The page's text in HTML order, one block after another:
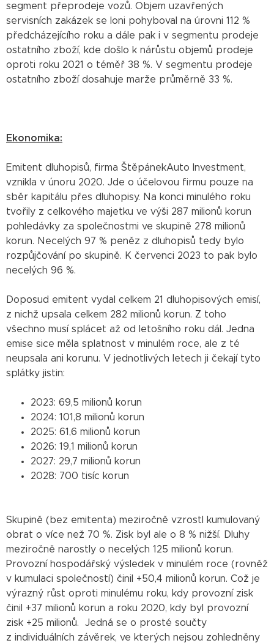
segment přeprodeje vozů. Objem uzavřených
servisních zakázek se loni pohyboval na úrovni 112 %
předcházejícího roku a dále pak i v segmentu prodeje
ostatního zboží, kde došlo k nárůstu objemů prodeje
oproti roku 2021 o téměř 38 %. V segmentu prodeje
ostatního zboží dosahuje marže průměrně 33 %.
Ekonomika:
Emitent dluhopisů, firma ŠtěpánekAuto Investment,
vznikla v únoru 2020. Jde o účelovou firmu pouze na
sběr kapitálu přes dluhopisy. Na konci minulého roku
tvořily z celkového majetku ve výši 287 milionů korun
pohledávky za společnostmi ve skupině 278 milionů
korun. Necelých 97 % peněz z dluhopisů tedy bylo
rozpůjčování po skupině. K červenci 2023 to pak bylo
necelých 96 %.
Doposud emitent vydal celkem 21 dluhopisových emisí,
z nichž upsala celkem 282 milionů korun. Z toho
všechno musí splácet až od letošního roku dál. Jedna
emise sice měla splatnost v minulém roce, ale z té
neupsala ani korunu. V jednotlivých letech ji čekají tyto
splátky jistin:
2023: 69,5 milionů korun
2024: 101,8 milionů korun
2025: 61,6 milionů korun
2026: 19,1 milionů korun
2027: 29,7 milionů korun
2028: 700 tisíc korun
Skupině (bez emitenta) meziročně vzrostl kumulovaný
obrat o více než 70 %. Zisk byl ale o 8 % nižší. Dluhy
meziročně narostly o necelých 125 milionů korun.
Provozní hospodářský výsledek v minulém roce (rovněž
v kumulaci společností) činil +50,4 milionů korun. Což je
výrazný růst oproti minulému roku, kdy provozní zisk
činil +37 milionů korun a roku 2020, kdy byl provozní
zisk +25 milionů. Jedná se o prosté součty
z individuálních závěrek, ve kterých nejsou zohledněny